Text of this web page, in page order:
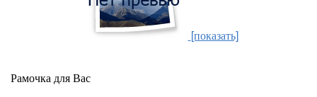
[показать]
Рамочка для Вас